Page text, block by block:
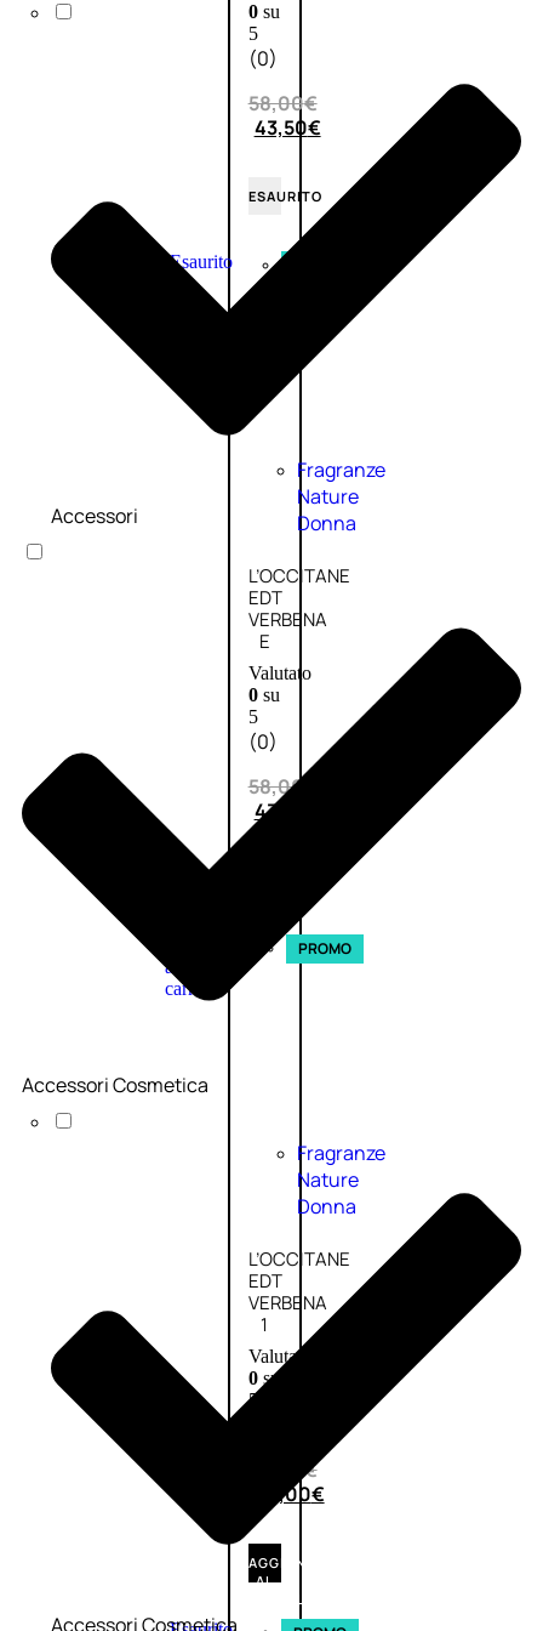
0su
5
(0)
58,00€
43,50€
ESAURITO
Esaurito
Fragranze
Nature
Donna
L’OCCITANE
EDT
VERBENA
E
Valutato
0su
5
(0)
58,00
43,50
al
carrello
PROMO
Fragranze
Nature
Donna
L’OCCITANE
EDT
VERBENA
1
Valutato
0su
5
56,00€
42,00€
AGGIUNGI
AL
CARRELLO
Accessori
Accessori Cosmetica
Accessori Cosmetica